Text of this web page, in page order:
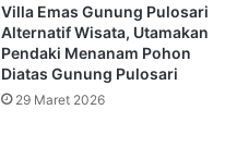
Villa Emas Gunung Pulosari
Alternatif Wisata, Utamakan
Pendaki Menanam Pohon
Diatas Gunung Pulosari
29 Maret 2026